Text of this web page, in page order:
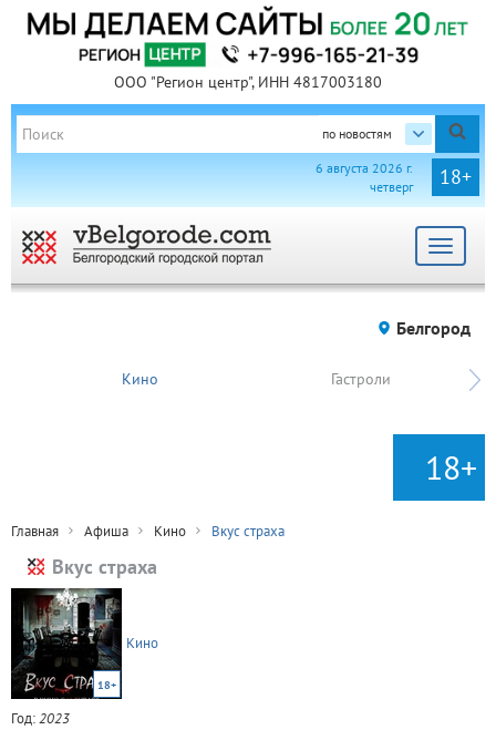
ООО "Регион центр", ИНН 4817003180
по новостям
18+
6 августа 2026 г.
четверг
Toggle
Белгород
Кино Гастроли
18+
Главная Афиша Кино Вкус страха
Вкус страха
18+
Кино
Год:2023